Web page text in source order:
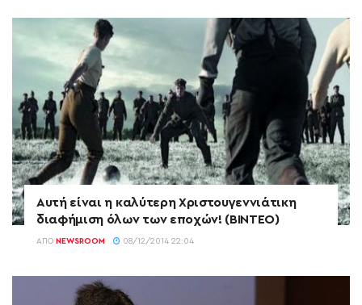
Αυτή είναι η καλύτερη Χριστουγεννιάτικη
διαφήμιση όλων των εποχών! (ΒΙΝΤΕΟ)
ΑΠΌ NEWSROOM 08/12/2014 22:04